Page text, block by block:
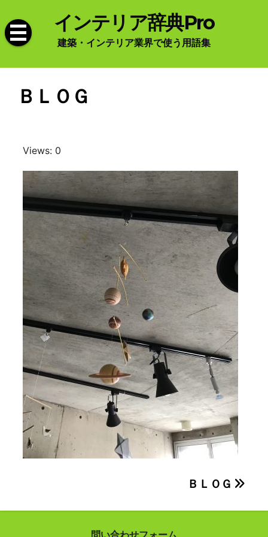
to
content
インテリア辞典Pro
建築・インテリア業界で使う用語集
ＢＬＯＧ
Views: 0
稿
ＢＬＯＧ
問い合わせフォーム